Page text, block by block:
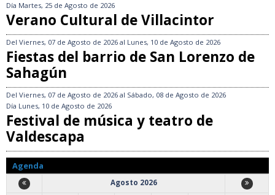
Día Martes, 25 de Agosto de 2026
Verano Cultural de Villacintor
Del Viernes, 07 de Agosto de 2026 al Lunes, 10 de Agosto de 2026
Fiestas del barrio de San Lorenzo de
Sahagún
Del Viernes, 07 de Agosto de 2026 al Sábado, 08 de Agosto de 2026
Día Lunes, 10 de Agosto de 2026
Festival de música y teatro de
Valdescapa
Agenda
Agosto 2026